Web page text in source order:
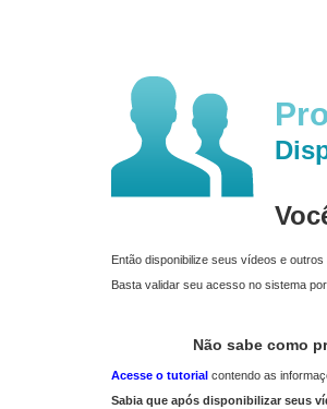
Então disponibilize seus vídeos e
Basta validar seu acesso no sistema
Não sabe como
Acesse o tutorial contendo as
Sabia que após disponibilizar seus